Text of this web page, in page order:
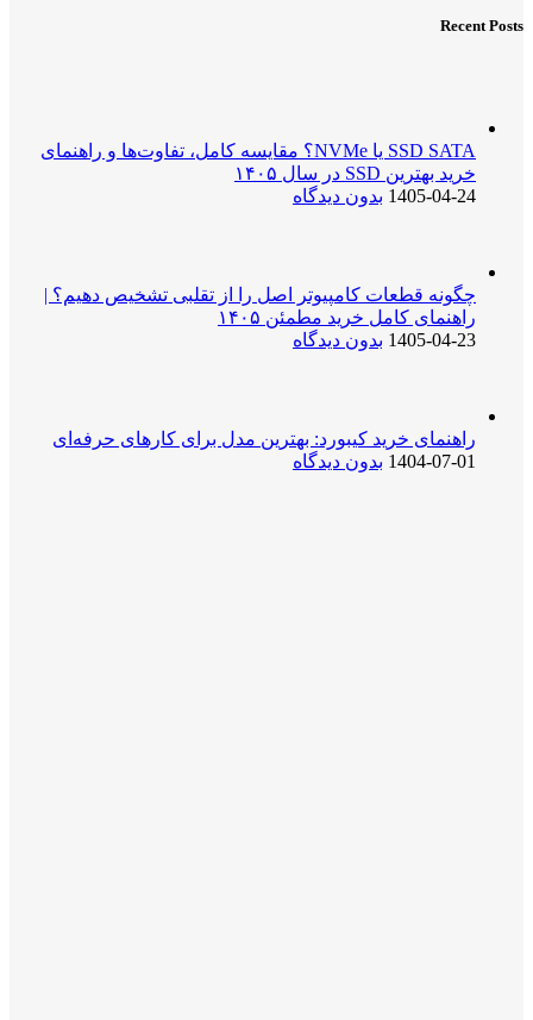
Recent Posts
SSD SATA یا NVMe؟ مقایسه کامل، تفاوت‌ها و راهنمای
خرید بهترین SSD در سال ۱۴۰۵
1405-04-24 بدون دیدگاه
چگونه قطعات کامپیوتر اصل را از تقلبی تشخیص دهیم؟ |
راهنمای کامل خرید مطمئن ۱۴۰۵
1405-04-23 بدون دیدگاه
راهنمای خرید کیبورد: بهترین مدل برای کارهای حرفه‌ای
1404-07-01 بدون دیدگاه